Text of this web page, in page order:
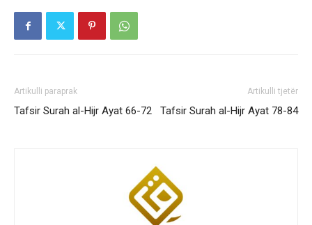
Artikulli paraprak
Tafsir Surah al-Hijr Ayat 66-72
Artikulli tjetër
Tafsir Surah al-Hijr Ayat 78-84